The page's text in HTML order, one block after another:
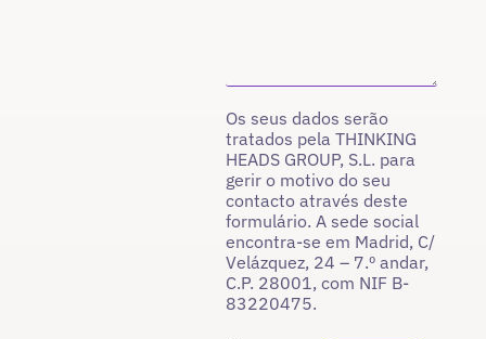
Os seus dados serão
tratados pela THINKING
HEADS GROUP, S.L. para
gerir o motivo do seu
contacto através deste
formulário. A sede social
encontra-se em Madrid, C/
Velázquez, 24 – 7.º andar,
C.P. 28001, com NIF B-
83220475.